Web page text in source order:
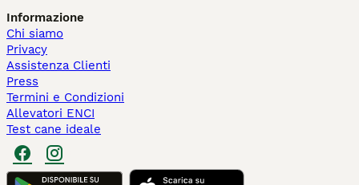
Informazione
Chi siamo
Privacy
Assistenza Clienti
Press
Termini e Condizioni
Allevatori ENCI
Test cane ideale